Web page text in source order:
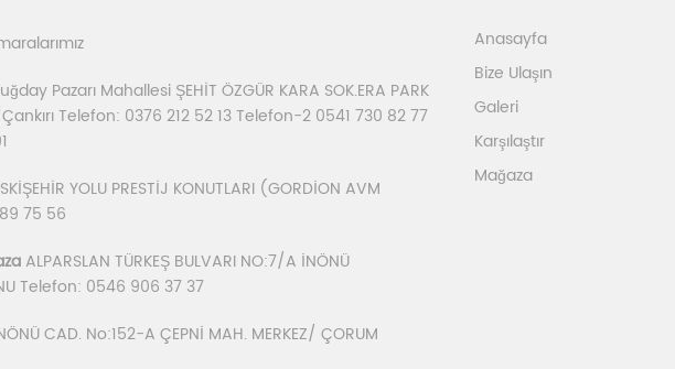
Pazarı Mahallesi ŞEHİT ÖZGÜR KARA SOK.ERA PARK
Telefon: 0376 212 52 13 Telefon-2 0541 730 82 77
YOLU PRESTİJ KONUTLARI (GORDİON AVM
75 56
ALPARSLAN TÜRKEŞ BULVARI NO:7/A İNÖNÜ
Telefon: 0546 906 37 37
CAD. No:152-A ÇEPNİ MAH. MERKEZ/ ÇORUM
Anasayfa
Bize Ulaşın
Galeri
Karşılaştır
Mağaza